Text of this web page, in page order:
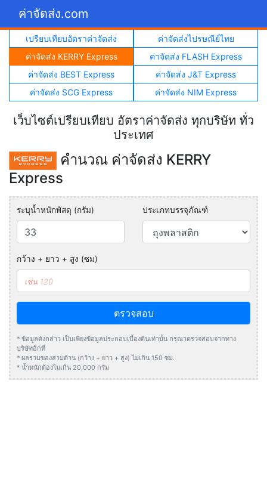
ค่าจัดส่ง.com
เปรียบเทียบอัตราค่าจัดส่ง
ค่าจัดส่งไปรษณีย์ไทย
ค่าจัดส่ง KERRY Express
ค่าจัดส่ง FLASH Express
ค่าจัดส่ง BEST Express
ค่าจัดส่ง J&T Express
ค่าจัดส่ง SCG Express
ค่าจัดส่ง NIM Express
เว็บไซต์เปรียบเทียบ อัตราค่าจัดส่ง ทุกบริษัท ทั่ว
ประเทศ
คำนวณ ค่าจัดส่ง KERRY
Express
ระบุน้ำหนักพัสดุ (กรัม) ประเภทบรรจุภัณฑ์
กว้าง + ยาว + สูง (ซม)
ตรวจสอบ
* ข้อมูลดังกล่าว เป็นเพียงข้อมูลประกอบเบื้องต้นเท่านั้น กรุณาตรวจสอบจากทาง
บริษัทอีกที
* ผลรวมของสามด้าน (กว้าง + ยาว + สูง) ไม่เกิน 150 ซม.
* น้ำหนักต้องไมเกิน 20,000 กรัม